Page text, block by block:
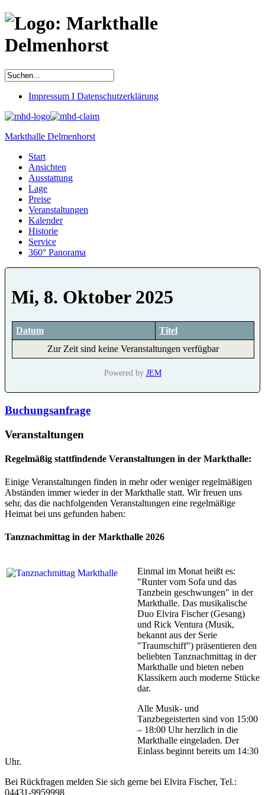
Impressum I Datenschutzerklärung
Markthalle Delmenhorst
Start
Ansichten
Ausstattung
Lage
Preise
Veranstaltungen
Kalender
Historie
Service
360° Panorama
Mi, 8. Oktober 2025
Datum
Titel
Zur Zeit sind keine Veranstaltungen verfügbar
Powered by JEM
Buchungsanfrage
Veranstaltungen
Regelmäßig stattfindende Veranstaltungen in der Markthalle:
Einige Veranstaltungen finden in mehr oder weniger regelmäßigen
Abständen immer wieder in der Markthalle statt. Wir freuen uns
sehr, das die nachfolgenden Veranstaltungen eine regelmäßige
Heimat bei uns gefunden haben:
Tanznachmittag in der Markthalle 2026
Einmal im Monat heißt es:
"Runter vom Sofa und das
Tanzbein geschwungen" in der
Markthalle. Das musikalische
Duo Elvira Fischer (Gesang)
und Rick Ventura (Musik,
bekannt aus der Serie
"Traumschiff") präsentieren den
beliebten Tanznachmittag in der
Markthalle und bieten neben
Klassikern auch moderne Stücke
dar.
Alle Musik- und
Tanzbegeisterten sind von 15:00
– 18:00 Uhr herzlich in die
Markthalle eingeladen. Der
Einlass beginnt bereits um 14:30
Uhr.
Bei Rückfragen melden Sie sich gerne bei Elvira Fischer, Tel.:
04431-9959998